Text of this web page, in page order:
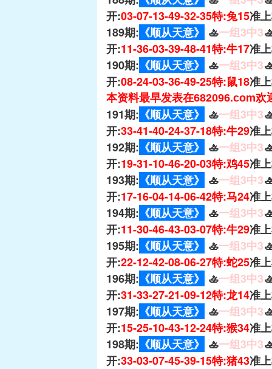
开:03-07-13-49-32-35特:兔15准
189期: 《顺从天意》 🚣一组3中3
开:11-36-03-39-48-41特:牛17准
190期: 《顺从天意》 🚣一组3中3
开:08-24-03-36-49-25特:鼠18准
本资料最早发表在682096.com欢
191期: 《顺从天意》 🚣一组3中3
开:33-41-40-24-37-18特:牛29准
192期: 《顺从天意》 🚣一组3中3
开:19-31-10-46-20-03特:鸡45准
193期: 《顺从天意》 🚣一组3中3
开:17-16-04-14-06-42特:马24准
194期: 《顺从天意》 🚣一组3中3
开:11-30-46-43-03-07特:牛29准
195期: 《顺从天意》 🚣一组3中3
开:22-12-42-08-06-27特:蛇25准
196期: 《顺从天意》 🚣一组3中3
开:31-33-27-21-09-12特:龙14准
197期: 《顺从天意》 🚣一组3中3
开:15-25-10-43-12-24特:猴34准
198期: 《顺从天意》 🚣一组3中3
开:33-03-07-45-39-15特:猪43准